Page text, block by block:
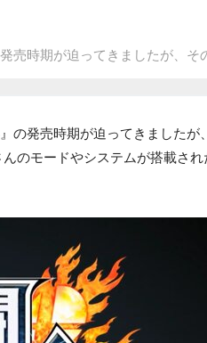
売時期が迫ってきましたが、そ
の発売時期が迫ってきましたが、
のモードやシステムが搭載され